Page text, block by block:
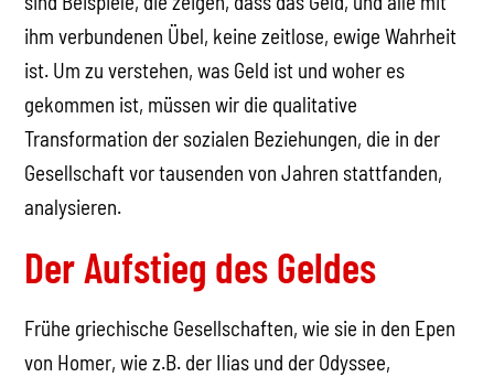
ihm verbundenen Übel, keine zeitlose, ewige Wahrheit
ist. Um zu verstehen, was Geld ist und woher es
gekommen ist, müssen wir die qualitative
Transformation der sozialen Beziehungen, die in der
Gesellschaft vor tausenden von Jahren stattfanden,
analysieren.
Der Aufstieg des Geldes
Frühe griechische Gesellschaften, wie sie in den Epen
von Homer, wie z.B. der Ilias und der Odyssee,